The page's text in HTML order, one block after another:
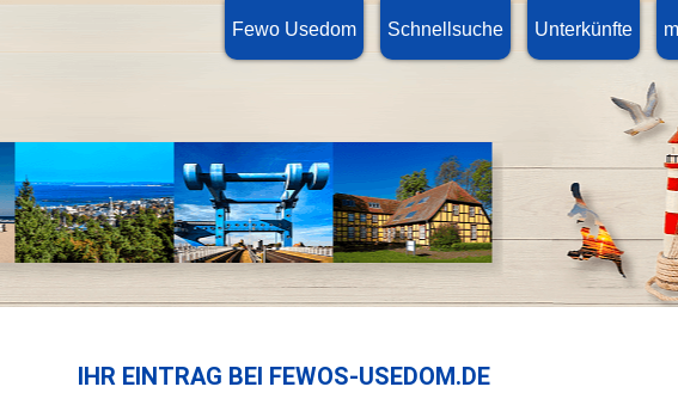
Fewo Usedom Schnellsuche Unterkünfte
IHR EINTRAG BEI FEWOS-USEDOM.DE